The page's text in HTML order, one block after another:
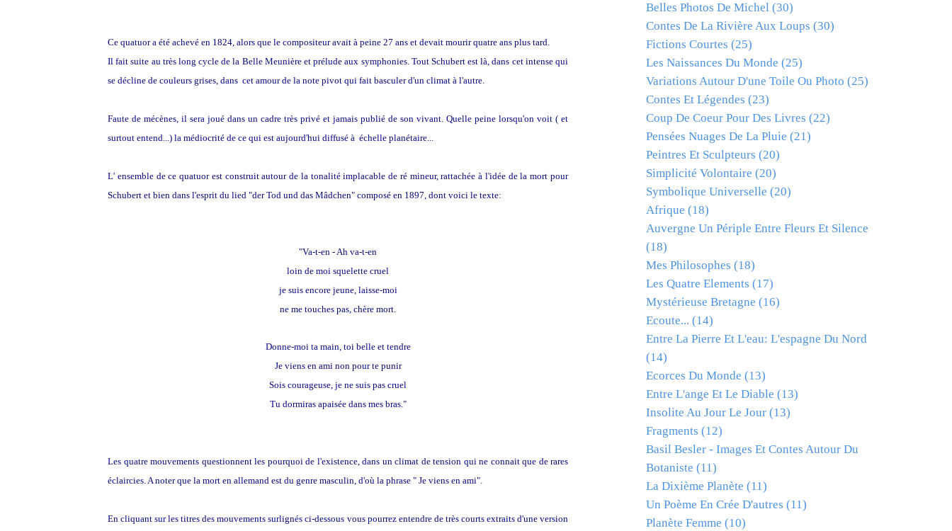
Ce quatuor a été achevé en 1824, alors que le compositeur avait à peine 27 ans et devait mourir quatre ans plus tard.
Il fait suite au très long cycle de la Belle Meunière et prélude aux symphonies. Tout Schubert est là, dans cet intense qui
se décline de couleurs grises, dans cet amour de la note pivot qui fait basculer d'un climat à l'autre.
Faute de mécènes, il sera joué dans un cadre très privé et jamais publié de son vivant. Quelle peine lorsqu'on voit ( et
surtout entend...) la médiocrité de ce qui est aujourd'hui diffusé à échelle planétaire...
L' ensemble de ce quatuor est construit autour de la tonalité implacable de ré mineur, rattachée à l'idée de la mort pour
Schubert et bien dans l'esprit du lied "der Tod und das Mâdchen" composé en 1897, dont voici le texte:
"Va-t-en - Ah va-t-en
loin de moi squelette cruel
je suis encore jeune, laisse-moi
ne me touches pas, chère mort.
Donne-moi ta main, toi belle et tendre
Je viens en ami non pour te punir
Sois courageuse, je ne suis pas cruel
Tu dormiras apaisée dans mes bras."
Les quatre mouvements questionnent les pourquoi de l'existence, dans un climat de tension qui ne connait que de rares
éclaircies. A noter que la mort en allemand est du genre masculin, d'où la phrase " Je viens en ami".
En cliquant sur les titres des mouvements surlignés ci-dessous vous pourrez entendre de très courts extraits d'une version
Belles Photos De Michel (30)
Contes De La Rivière Aux Loups (30)
Fictions Courtes (25)
Les Naissances Du Monde (25)
Variations Autour D'une Toile Ou Photo (25)
Contes Et Légendes (23)
Coup De Coeur Pour Des Livres (22)
Pensées Nuages De La Pluie (21)
Peintres Et Sculpteurs (20)
Simplicité Volontaire (20)
Symbolique Universelle (20)
Afrique (18)
Auvergne Un Périple Entre Fleurs Et Silence
(18)
Mes Philosophes (18)
Les Quatre Elements (17)
Mystérieuse Bretagne (16)
Ecoute... (14)
Entre La Pierre Et L'eau: L'espagne Du Nord
(14)
Ecorces Du Monde (13)
Entre L'ange Et Le Diable (13)
Insolite Au Jour Le Jour (13)
Fragments (12)
Basil Besler - Images Et Contes Autour Du
Botaniste (11)
La Dixième Planète (11)
Un Poème En Crée D'autres (11)
Planète Femme (10)